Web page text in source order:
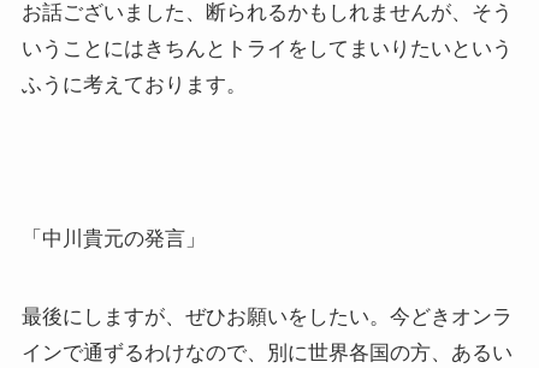
お話ございました、断られるかもしれませんが、そう
いうことにはきちんとトライをしてまいりたいという
ふうに考えております。
「中川貴元の発言」
最後にしますが、ぜひお願いをしたい。今どきオンラ
インで通ずるわけなので、別に世界各国の方、あるい